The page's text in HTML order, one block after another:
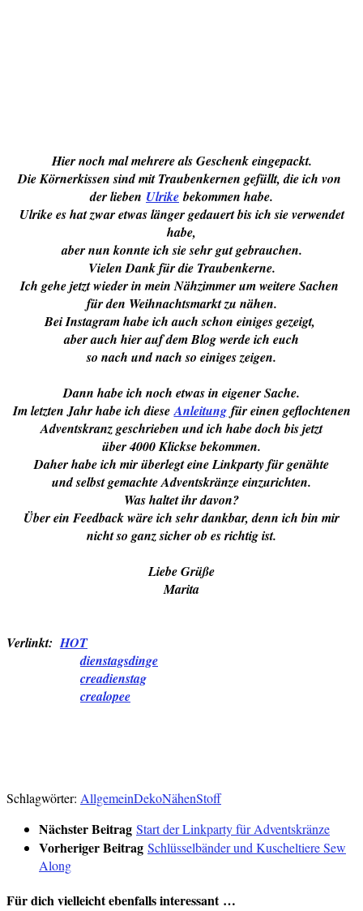
Hier noch mal mehrere als Geschenk eingepackt.
Die Körnerkissen sind mit Traubenkernen gefüllt, die ich von
der lieben Ulrikebekommen habe.
Ulrike es hat zwar etwas länger gedauert bis ich sie verwendet
habe,
aber nun konnte ich sie sehr gut gebrauchen.
Vielen Dank für die Traubenkerne.
Ich gehe jetzt wieder in mein Nähzimmer um weitere Sachen
für den Weihnachtsmarkt zu nähen.
Bei Instagram habe ich auch schon einiges gezeigt,
aber auch hier auf dem Blog werde ich euch
so nach und nach so einiges zeigen.
Dann habe ich noch etwas in eigener Sache.
Im letzten Jahr habe ich dieseAnleitungfür einen geflochtenen
Adventskranz geschrieben und ich habe doch bis jetzt
über 4000 Klickse bekommen.
Daher habe ich mir überlegt eine Linkparty für genähte
und selbst gemachte Adventskränze einzurichten.
Was haltet ihr davon?
Über ein Feedback wäre ich sehr dankbar, denn ich bin mir
nicht so ganz sicher ob es richtig ist.
Liebe Grüße
Marita
Verlinkt:HOT
dienstagsdinge
creadienstag
crealopee
Schlagwörter: AllgemeinDekoNähenStoff
Nächster Beitrag Start der Linkparty für Adventskränze
Vorheriger Beitrag Schlüsselbänder und Kuscheltiere Sew
Along
Für dich vielleicht ebenfalls interessant …